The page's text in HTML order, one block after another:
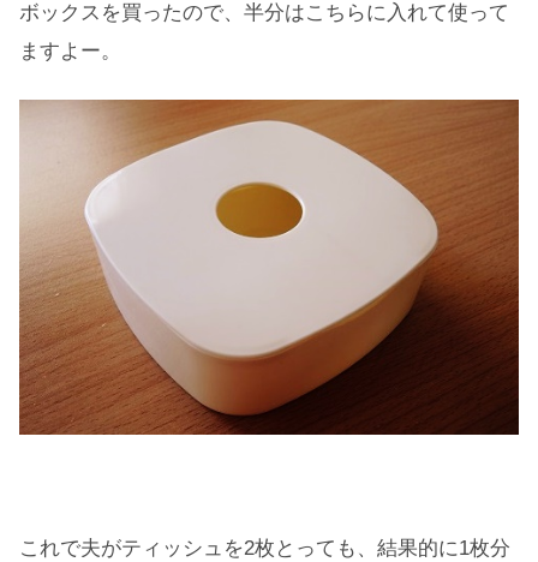
ボックスを買ったので、半分はこちらに入れて使って
ますよー。
これで夫がティッシュを2枚とっても、結果的に1枚分